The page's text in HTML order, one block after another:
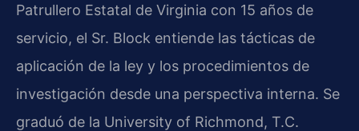
Patrullero Estatal de Virginia con 15 años de
servicio, el Sr. Block entiende las tácticas de
aplicación de la ley y los procedimientos de
investigación desde una perspectiva interna. Se
graduó de la University of Richmond, T.C.